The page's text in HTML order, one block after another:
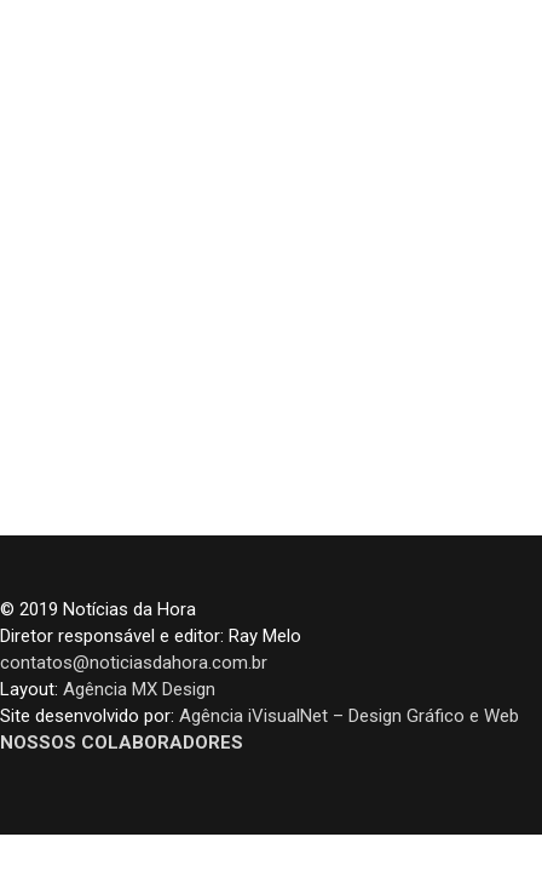
© 2019 Notícias da Hora
Diretor responsável e editor: Ray Melo
contatos@noticiasdahora.com.br
Layout: Agência MX Design
Site desenvolvido por: Agência iVisualNet – Design Gráfico e Web
NOSSOS COLABORADORES